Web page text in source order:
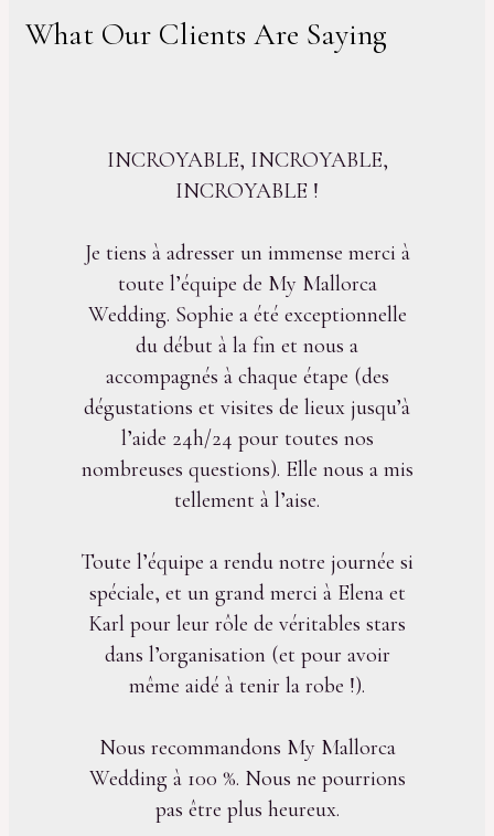
What Our Clients Are Saying
INCROYABLE, INCROYABLE,
INCROYABLE !
Je tiens à adresser un immense merci à
toute l’équipe de My Mallorca
Wedding. Sophie a été exceptionnelle
du début à la fin et nous a
accompagnés à chaque étape (des
dégustations et visites de lieux jusqu’à
l’aide 24h/24 pour toutes nos
nombreuses questions). Elle nous a mis
tellement à l’aise.
Toute l’équipe a rendu notre journée si
spéciale, et un grand merci à Elena et
Karl pour leur rôle de véritables stars
dans l’organisation (et pour avoir
même aidé à tenir la robe !).
Nous recommandons My Mallorca
Wedding à 100 %. Nous ne pourrions
pas être plus heureux.